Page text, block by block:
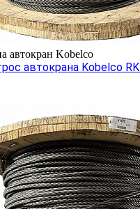
автокран Kobelco
автокрана Kobelco